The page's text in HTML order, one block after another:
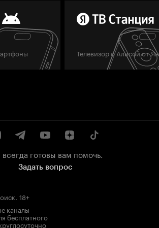
Телевизор с Алисой от
готовы вам помочь.
Задать вопрос
. 18+
каналы
бесплатного